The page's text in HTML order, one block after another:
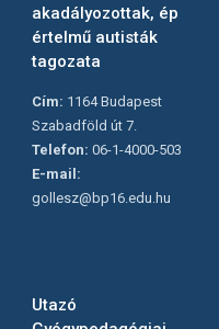
akadályozottak, ép
értelmű autisták
tagozata
Cím: 1164 Budapest
Szabadföld út 7.
Telefon: 06-1-4000-503
E-mail:
gollesz@bp16.edu.hu
Utazó